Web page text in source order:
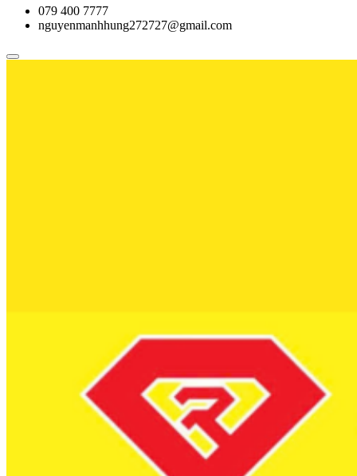
079 400 7777
nguyenmanhhung272727@gmail.com